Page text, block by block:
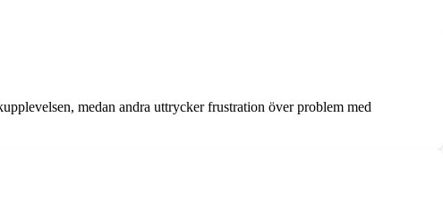
medan andra uttrycker frustration över problem med